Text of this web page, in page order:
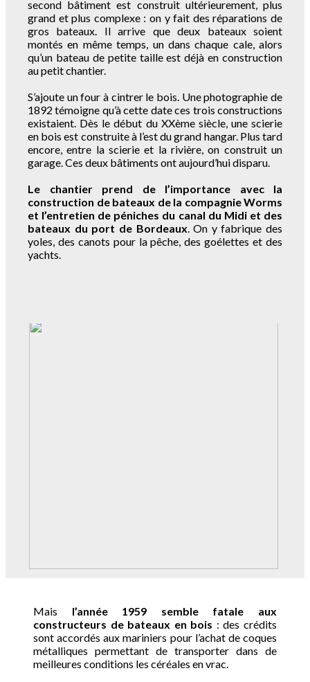
second bâtiment est construit ultérieurement, plus
grand et plus complexe : on y fait des réparations de
gros bateaux. Il arrive que deux bateaux soient
montés en même temps, un dans chaque cale, alors
qu’un bateau de petite taille est déjà en construction
au petit chantier.
S’ajoute un four à cintrer le bois. Une photographie de
1892 témoigne qu’à cette date ces trois constructions
existaient. Dès le début du XXème siècle, une scierie
en bois est construite à l’est du grand hangar. Plus tard
encore, entre la scierie et la rivière, on construit un
garage. Ces deux bâtiments ont aujourd’hui disparu.
Le chantier prend de l’importance avec la
construction de bateaux de la compagnie Worms
et l’entretien de péniches du canal du Midi et des
bateaux du port de Bordeaux. On y fabrique des
yoles, des canots pour la pêche, des goélettes et des
yachts.
Mais l’année 1959 semble fatale aux
constructeurs de bateaux en bois : des crédits
sont accordés aux mariniers pour l’achat de coques
métalliques permettant de transporter dans de
meilleures conditions les céréales en vrac.